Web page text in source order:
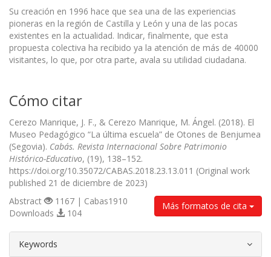
Su creación en 1996 hace que sea una de las experiencias
pioneras en la región de Castilla y León y una de las pocas
existentes en la actualidad. Indicar, finalmente, que esta
propuesta colectiva ha recibido ya la atención de más de 40000
visitantes, lo que, por otra parte, avala su utilidad ciudadana.
Cómo citar
Cerezo Manrique, J. F., & Cerezo Manrique, M. Ángel. (2018). El
Museo Pedagógico “La última escuela” de Otones de Benjumea
(Segovia). Cabás. Revista Internacional Sobre Patrimonio
Histórico-Educativo, (19), 138–152.
https://doi.org/10.35072/CABAS.2018.23.13.011 (Original work
published 21 de diciembre de 2023)
Más formatos de cita
Abstract
1167 | Cabas1910
Downloads
104
Keywords